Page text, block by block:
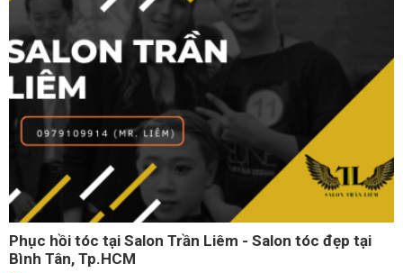
Phục hồi tóc tại Salon Trần Liêm - Salon tóc đẹp tại
Bình Tân, Tp.HCM